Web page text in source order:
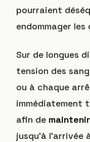
pourraient
endommager
Sur de longues
tension des
ou à chaque
immédiatement
afin de
jusqu’à